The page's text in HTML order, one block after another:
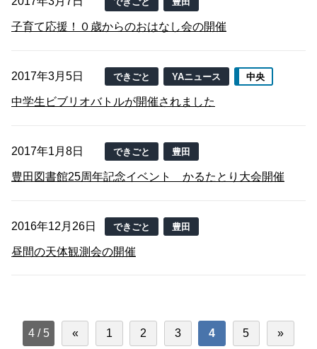
子育て応援！０歳からのおはなし会の開催
2017年3月5日 できごと YAニュース 中央
中学生ビブリオバトルが開催されました
2017年1月8日 できごと 豊田
豊田図書館25周年記念イベント かるたとり大会開催
2016年12月26日 できごと 豊田
昼間の天体観測会の開催
4 / 5 « 1 2 3 4 5 »